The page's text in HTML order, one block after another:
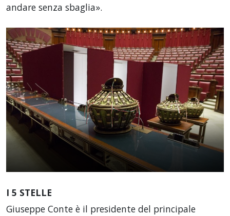
andare senza sbaglia».
I 5 STELLE
Giuseppe Conte è il presidente del principale